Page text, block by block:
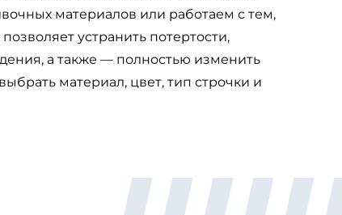
материалов или работаем с тем,
устранить потертости,
а также — полностью изменить
материал, цвет, тип строчки и